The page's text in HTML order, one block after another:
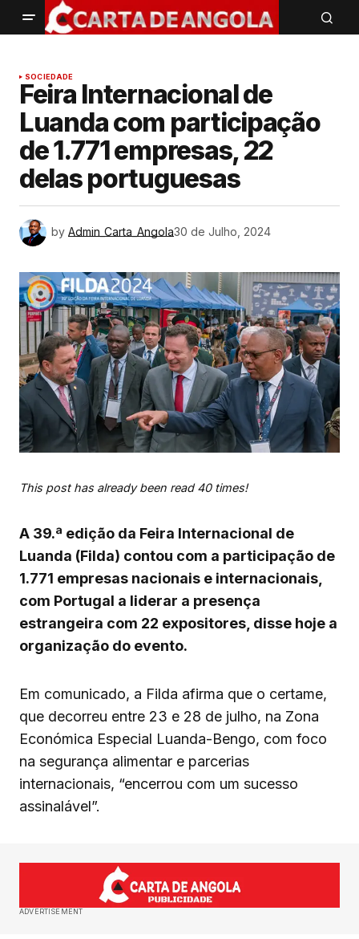
SOCIEDADE
Feira Internacional de
Luanda com participação
de 1.771 empresas, 22
delas portuguesas
by Admin_Carta_Angola30 de Julho, 2024
This post has already been read 40 times!
A 39.ª edição da Feira Internacional de
Luanda (Filda) contou com a participação de
1.771 empresas nacionais e internacionais,
com Portugal a liderar a presença
estrangeira com 22 expositores, disse hoje a
organização do evento.
Em comunicado, a Filda afirma que o certame,
que decorreu entre 23 e 28 de julho, na Zona
Económica Especial Luanda-Bengo, com foco
na segurança alimentar e parcerias
internacionais, “encerrou com um sucesso
assinalável”.
ADVERTISEMENT